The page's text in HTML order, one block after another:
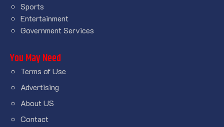
Sports
Entertainment
Government Services
You May Need
Terms of Use
Advertising
About US
Contact